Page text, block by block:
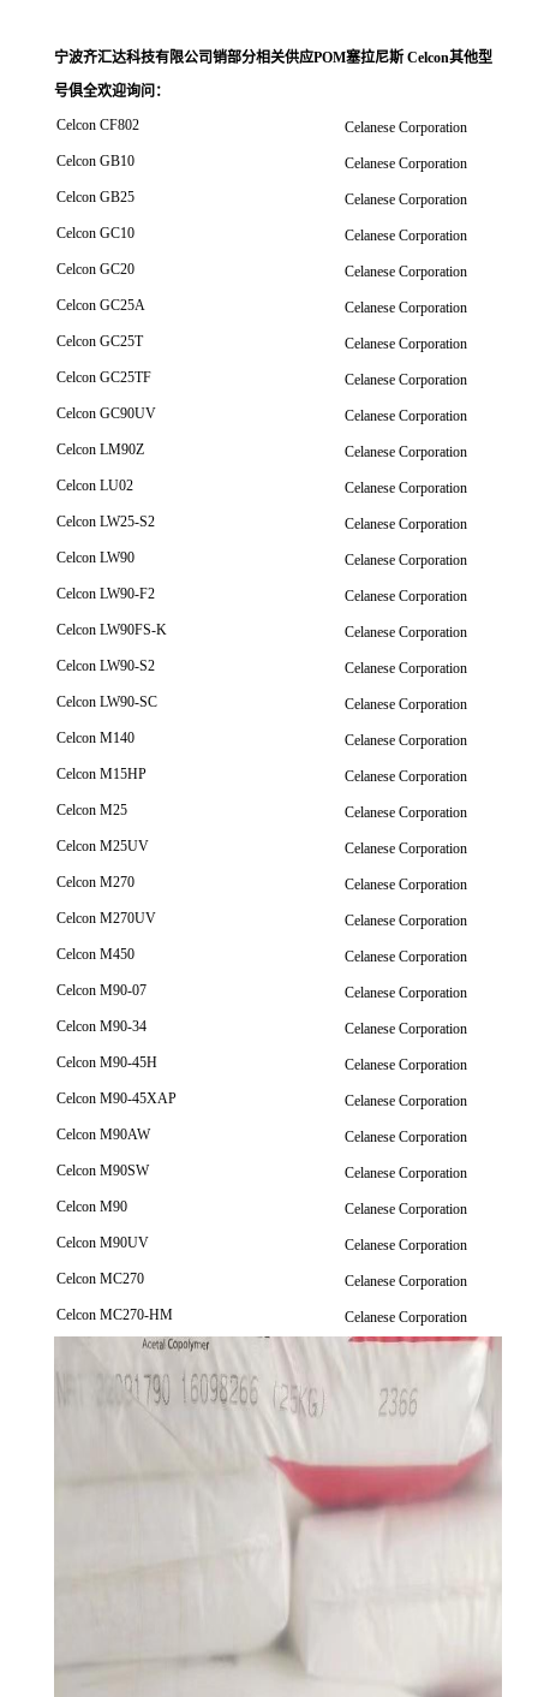
宁波齐汇达科技有限公司销部分相关供应POM塞拉尼斯 Celcon其他型
号俱全欢迎询问 ：
Celcon CF802
Celanese Corporation
Celcon GB10
Celanese Corporation
Celcon GB25
Celanese Corporation
Celcon GC10
Celanese Corporation
Celcon GC20
Celanese Corporation
Celcon GC25A
Celanese Corporation
Celcon GC25T
Celanese Corporation
Celcon GC25TF
Celanese Corporation
Celcon GC90UV
Celanese Corporation
Celcon LM90Z
Celanese Corporation
Celcon LU02
Celanese Corporation
Celcon LW25-S2
Celanese Corporation
Celcon LW90
Celanese Corporation
Celcon LW90-F2
Celanese Corporation
Celcon LW90FS-K
Celanese Corporation
Celcon LW90-S2
Celanese Corporation
Celcon LW90-SC
Celanese Corporation
Celcon M140
Celanese Corporation
Celcon M15HP
Celanese Corporation
Celcon M25
Celanese Corporation
Celcon M25UV
Celanese Corporation
Celcon M270
Celanese Corporation
Celcon M270UV
Celanese Corporation
Celcon M450
Celanese Corporation
Celcon M90-07
Celanese Corporation
Celcon M90-34
Celanese Corporation
Celcon M90-45H
Celanese Corporation
Celcon M90-45XAP
Celanese Corporation
Celcon M90AW
Celanese Corporation
Celcon M90SW
Celanese Corporation
Celcon M90
Celanese Corporation
Celcon M90UV
Celanese Corporation
Celcon MC270
Celanese Corporation
Celcon MC270-HM
Celanese Corporation